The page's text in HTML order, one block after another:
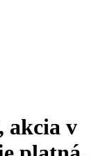
akcia v